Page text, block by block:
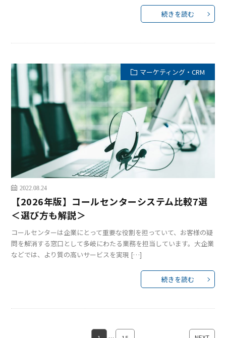
続きを読む
マーケティング・CRM
2022.08.24
【2026年版】コールセンターシステム比較7選
＜選び方も解説＞
コールセンターは企業にとって重要な役割を担っていて、お客様の疑
問を解消する窓口として多岐にわたる業務を担当しています。大企業
などでは、より質の高いサービスを実現 […]
続きを読む